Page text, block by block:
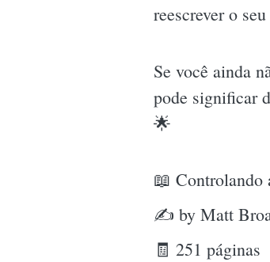
reescrever o
Se você ainda
pode significar
🌟
📖 Controlando
✍ by Matt
🧾 251 páginas